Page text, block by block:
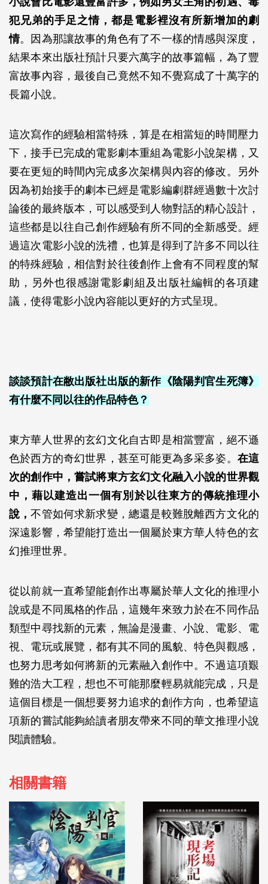
犯兄弟的手足之情，都是電影裡沒有所新增加的劇
情。因為那讓故事的角色有了不一樣的情感與深度，
結果本來出版社預計只要六萬字的故事篇幅，為了豐
富故事內容，最後自己竟然不知不覺寫成了十萬字的
長篇小說。
這次寫作的經驗相當特殊，算是在相當短的時間壓力
下，接手已完成的電影劇本重組為電影小說架構，又
要在更短的時間內完成多次架構與內容的修改。另外
因為初始接手的劇本已經是電影編劇群經過數十次討
論後的最終版本，可以感受到人物對話的精心設計，
這些都是以往自己創作經驗有所不同的全新感受。經
過這次電影小說的洗禮，也算是得到了許多不同以往
的特殊經驗，相信對於往後創作上會有不同程度的幫
助，另外也很感謝電影劇組及出版社編輯的各項建
議，使得電影小說內容能以更好的方式呈現。
談談預計在敝出版社出版的新作《陰陽判官生死簿》
有什麼不同以往的作品特色？
東方華人世界的玄幻文化自古即是相當豐富，絕不遜
色於西方的奇幻世界，甚至可能更為多采多姿。 在這
次的創作中，嘗試將東方玄幻文化融入小說的世界觀
中，藉以建造出一個有別於以往東方的傳統推理小
說，不管如何求新求變，總還是較難脫離西方文化的
深遠影響，希望能打造出一個屬於東方華人特色的玄
幻推理世界。
從以前就一直希望能創作出專屬於華人文化的推理小
說或是不同風格的作品，這幾年來致力於在不同作品
類型中尋找新的元素，無論是漫畫、小說、電影、電
視、電玩或展覽，都有其不同的風貌、特色與觀感，
也努力思考如何將新的元素融入創作中。不過這項艱
難的浩大工程，想也不可能那麼輕易就能完成，只是
這個目標是一個想要努力追求的創作方向，也希望這
項新的嘗試能夠給讀者朋友帶來不同的華文推理小說
閱讀體驗。
相關書籍